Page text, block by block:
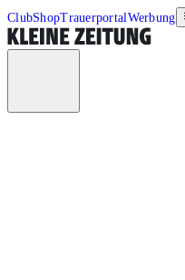
ClubShopTrauerportalWerbung